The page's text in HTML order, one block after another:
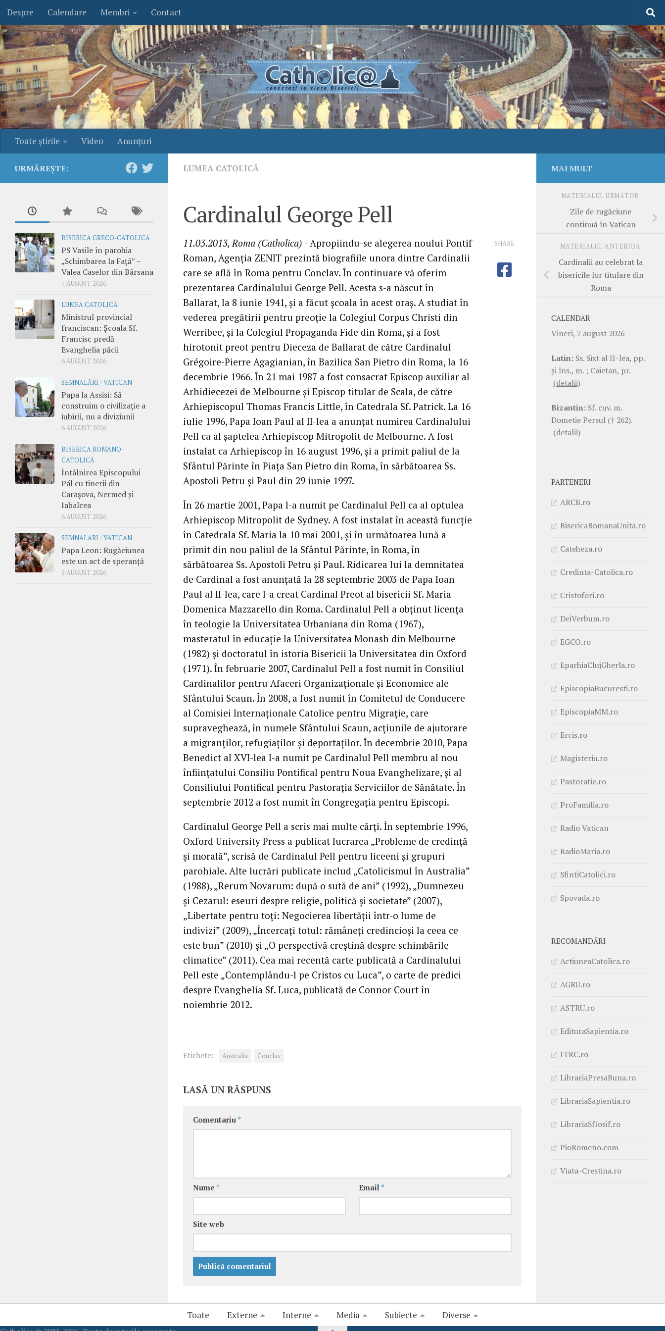
Skip to content
Despre Calendare Membri Contact
Toate ştirile Video Anunţuri
LUMEA CATOLICĂ
Cardinalul George Pell
11.03.2013, Roma (Catholica) - Apropiindu-se alegerea noului Pontif
Roman, Agenţia ZENIT prezintă biografiile unora dintre Cardinalii
care se află în Roma pentru Conclav. În continuare vă oferim
prezentarea Cardinalului George Pell. Acesta s-a născut în
Ballarat, la 8 iunie 1941, şi a făcut şcoala în acest oraş. A studiat în
vederea pregătirii pentru preoţie la Colegiul Corpus Christi din
Werribee, şi la Colegiul Propaganda Fide din Roma, şi a fost
hirotonit preot pentru Dieceza de Ballarat de către Cardinalul
Grégoire-Pierre Agagianian, în Bazilica San Pietro din Roma, la 16
decembrie 1966. În 21 mai 1987 a fost consacrat Episcop auxiliar al
Arhidiecezei de Melbourne şi Episcop titular de Scala, de către
Arhiepiscopul Thomas Francis Little, în Catedrala Sf. Patrick. La 16
iulie 1996, Papa Ioan Paul al II-lea a anunţat numirea Cardinalului
Pell ca al şaptelea Arhiepiscop Mitropolit de Melbourne. A fost
instalat ca Arhiepiscop în 16 august 1996, şi a primit paliul de la
Sfântul Părinte în Piaţa San Pietro din Roma, în sărbătoarea Ss.
Apostoli Petru şi Paul din 29 iunie 1997.
În 26 martie 2001, Papa l-a numit pe Cardinalul Pell ca al optulea
Arhiepiscop Mitropolit de Sydney. A fost instalat în această funcţie
în Catedrala Sf. Maria la 10 mai 2001, şi în următoarea lună a
primit din nou paliul de la Sfântul Părinte, în Roma, în
sărbătoarea Ss. Apostoli Petru şi Paul. Ridicarea lui la demnitatea
de Cardinal a fost anunţată la 28 septembrie 2003 de Papa Ioan
Paul al II-lea, care l-a creat Cardinal Preot al bisericii Sf. Maria
Domenica Mazzarello din Roma. Cardinalul Pell a obţinut licenţa
în teologie la Universitatea Urbaniana din Roma (1967),
masteratul în educaţie la Universitatea Monash din Melbourne
(1982) şi doctoratul în istoria Bisericii la Universitatea din Oxford
(1971). În februarie 2007, Cardinalul Pell a fost numit în Consiliul
Cardinalilor pentru Afaceri Organizaţionale şi Economice ale
Sfântului Scaun. În 2008, a fost numit în Comitetul de Conducere
al Comisiei Internaţionale Catolice pentru Migraţie, care
supraveghează, în numele Sfântului Scaun, acţiunile de ajutorare
a migranţilor, refugiaţilor şi deportaţilor. În decembrie 2010, Papa
Benedict al XVI-lea l-a numit pe Cardinalul Pell membru al nou
înfiinţatului Consiliu Pontifical pentru Noua Evanghelizare, şi al
Consiliului Pontifical pentru Pastoraţia Serviciilor de Sănătate. În
septembrie 2012 a fost numit în Congregaţia pentru Episcopi.
Cardinalul George Pell a scris mai multe cărţi. În septembrie 1996,
Oxford University Press a publicat lucrarea „Probleme de credinţă
şi morală”, scrisă de Cardinalul Pell pentru liceeni şi grupuri
parohiale. Alte lucrări publicate includ „Catolicismul în Australia”
(1988), „Rerum Novarum: după o sută de ani” (1992), „Dumnezeu
şi Cezarul: eseuri despre religie, politică şi societate” (2007),
„Libertate pentru toţi: Negocierea libertăţii într-o lume de
indivizi” (2009), „Încercaţi totul: rămâneţi credincioşi la ceea ce
este bun” (2010) şi „O perspectivă creştină despre schimbările
climatice” (2011). Cea mai recentă carte publicată a Cardinalului
Pell este „Contemplându-l pe Cristos cu Luca”, o carte de predici
despre Evanghelia Sf. Luca, publicată de Connor Court în
noiembrie 2012.
SHARE
Etichete: Australia Conclav
LASĂ UN RĂSPUNS
Comentariu *
Nume * Email *
Site web
URMĂREȘTE:
BISERICA GRECO-CATOLICĂ
PS Vasile în parohia
„Schimbarea la Față” –
Valea Caselor din Bârsana
7 AUGUST 2026
LUMEA CATOLICĂ
Ministrul provincial
franciscan: Școala Sf.
Francisc predă
Evanghelia păcii
6 AUGUST 2026
SEMNALĂRI /VATICAN
Papa la Assisi: Să
construim o civilizație a
iubirii, nu a diviziunii
6 AUGUST 2026
BISERICA ROMANO-
CATOLICĂ
Întâlnirea Episcopului
Pál cu tinerii din
Carașova, Nermed și
Iabalcea
6 AUGUST 2026
SEMNALĂRI /VATICAN
Papa Leon: Rugăciunea
este un act de speranță
5 AUGUST 2026
MAI MULT
MATERIALUL URMĂTOR
Zile de rugăciune
continuă în Vatican
MATERIALUL ANTERIOR
Cardinalii au celebrat la
bisericile lor titulare din
Roma
CALENDAR
Vineri, 7 august 2026
Latin: Ss. Sixt al II-lea, pp.
şi îns., m. ; Caietan, pr.
(detalii)
Bizantin: Sf. cuv. m.
Dometie Persul († 262).
(detalii)
PARTENERI
ARCB.ro
BisericaRomanaUnita.ro
Cateheza.ro
Credinta-Catolica.ro
Cristofori.ro
DeiVerbum.ro
EGCO.ro
EparhiaClujGherla.ro
EpiscopiaBucuresti.ro
EpiscopiaMM.ro
Ercis.ro
Magisteriu.ro
Pastoratie.ro
ProFamilia.ro
Radio Vatican
RadioMaria.ro
SfintiCatolici.ro
Spovada.ro
RECOMANDĂRI
ActiuneaCatolica.ro
AGRU.ro
ASTRU.ro
EdituraSapientia.ro
ITRC.ro
LibrariaPresaBuna.ro
LibrariaSapientia.ro
LibrariaSfIosif.ro
PioRomeno.com
Viata-Crestina.ro
Toate Externe Interne Media Subiecte Diverse